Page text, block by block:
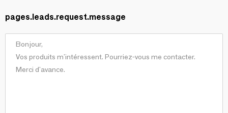
pages.leads.request.message